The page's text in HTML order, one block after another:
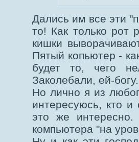
Дались им все эти
то! Как только рот
кишки
Пятый копьютер -
будет то, чего
Заколебали, ей-богу.
Но лично я из
интересуюсь, кто и
это же
компьютера "на